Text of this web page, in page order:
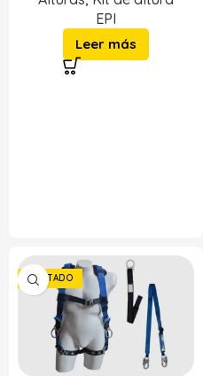
EPI
Leer más
AGOTADO